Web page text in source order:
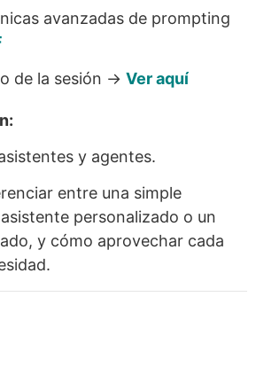
avanzadas de prompting
de la sesión → Ver aquí
y agentes.
entre una simple
personalizado o un
y cómo aprovechar cada